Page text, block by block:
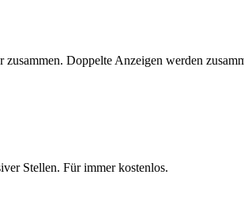
zusammen. Doppelte Anzeigen werden
Stellen. Für immer kostenlos.